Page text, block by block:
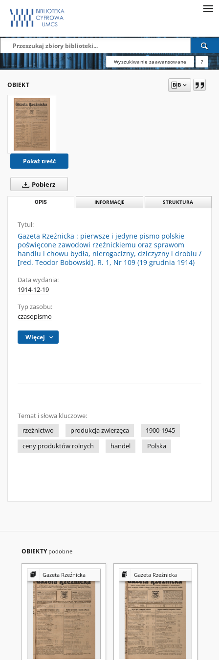
Wyszukiwanie zaawansowane ?
OBIEKT
Pokaż treść
Pobierz
OPIS INFORMACJE STRUKTURA
Tytuł:
Gazeta Rzeźnicka : pierwsze i jedyne pismo polskie
poświęcone zawodowi rzeźnickiemu oraz sprawom
handlu i chowu bydła, nierogacizny, dziczyzny i drobiu /
[red. Teodor Bobowski]. R. 1, Nr 109 (19 grudnia 1914)
Data wydania:
1914-12-19
Typ zasobu:
czasopismo
Więcej
Temat i słowa kluczowe:
rzeźnictwo
produkcja zwierzęca
1900-1945
ceny produktów rolnych
handel Polska
OBIEKTY podobne
Gazeta Rzeźnicka Gazeta Rzeźnicka